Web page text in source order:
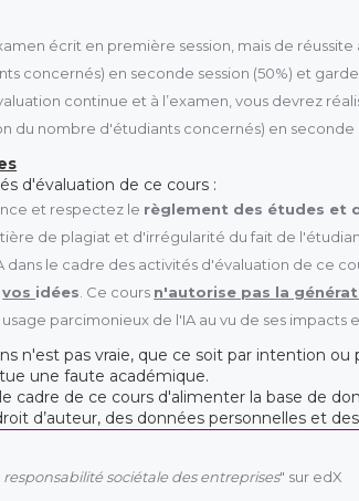
écrit en première session, mais de
concernés) en seconde session (50%) et
continue et à l’examen, vous devrez
du nombre d'étudiants concernés) en seconde
d'évaluation de ce cours :
et respectez le règlement des études et
de plagiat et d'irrégularité du fait de
dans le cadre des activités d'évaluation de ce
vos idées . Ce cours n'autorise pas la
parcimonieux de l'IA au vu de ses impacts
n'est pas vraie, que ce soit par intention
une faute académique.
cadre de ce cours d'alimenter la base de
d’auteur, des données personnelles et
responsabilité sociétale des entreprises" sur edX